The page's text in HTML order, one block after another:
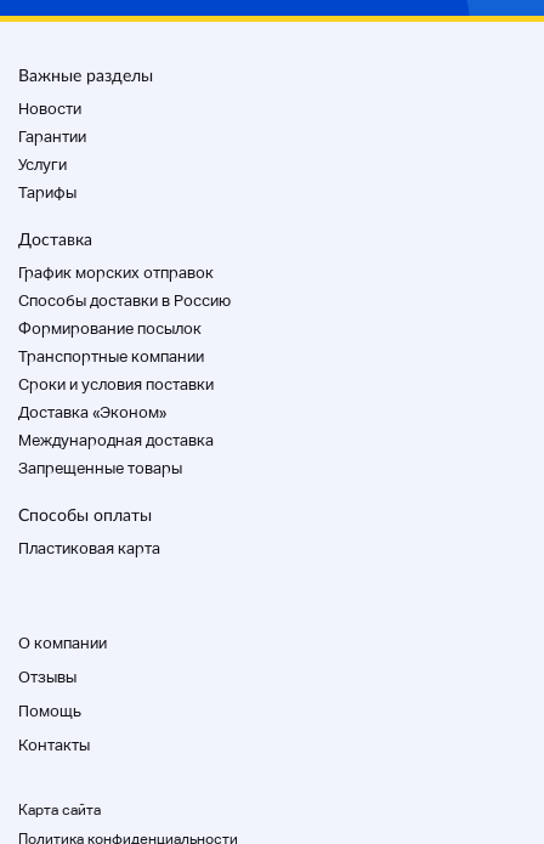
Важные разделы
Новости
Гарантии
Услуги
Тарифы
Доставка
График морских отправок
Способы доставки в Россию
Формирование посылок
Транспортные компании
Cроки и условия поставки
Доставка «Эконом»
Международная доставка
Запрещенные товары
Способы оплаты
Пластиковая карта
О компании
Отзывы
Помощь
Контакты
Карта сайта
Политика конфиденциальности